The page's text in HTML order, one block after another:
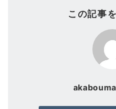
この記事